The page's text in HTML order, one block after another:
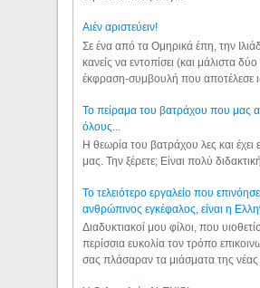
Aιέν αριστεύειν!
Σε ένα από τα Ομηρικά έπη, την
κανείς να εντοπίσει (και μάλιστα
έκφραση-συμβουλή που αποτέλεσε
Το πείραμα του βατράχου που μας
όλους...
Η θεωρία του βατράχου λες και έχει
μας. Την ξέρετε; Είναι πολύ
Το τελειότερο εργαλείο που
ανθρώπινος εγκέφαλος, είναι η
Διαδυκτιακοί μου φίλοι, που
περίσσια ευκολία τον τρόπο
σας πλάσαραν τα μιάσματα της